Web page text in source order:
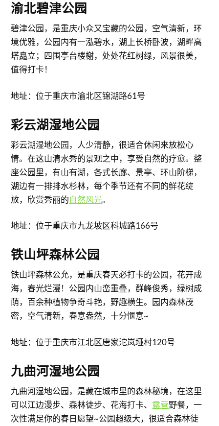
渝北碧津公园
碧津公园，是重庆小众又宝藏的公园，空气清新，环
境优雅，公园内有一泓碧水，湖上长桥卧波，湖畔高
塔矗立；四围亭台楼榭，处处花红树绿，风景很美，
值得打卡！
地址：位于重庆市渝北区锦湖路61号
彩云湖湿地公园
彩云湖湿地公园，人少清静，很适合休闲来放松心
情。在这山清水秀的景观之中，享受自然的疗愈。整
座公园里，有山有湖，各式长廊、景亭、环山阶梯，
湖边有一排排水杉林，每个季节还有不同的鲜花绽
放，欣赏秀丽的自然风光。
地址：位于重庆市九龙坡区科城路166号
铁山坪森林公园
铁山坪森林公允，是重庆春天必打卡的公园，花开成
海，春光烂漫！公园内山峦重叠，群峰俊秀，绿树成
荫，百余种植物争奇斗艳，野趣横生。园内森林茂
密，空气清新，春意盎然，十分惬意~
地址：位于重庆市江北区唐家沱岚垭村120号
九曲河湿地公园
九曲河湿地公园，是藏在城市里的森林秘境，在这里
可以江边漫步、森林徒步、花海打卡、 露营野餐，一
次性满足你的春日愿望~公园超级大，很适合森林徒